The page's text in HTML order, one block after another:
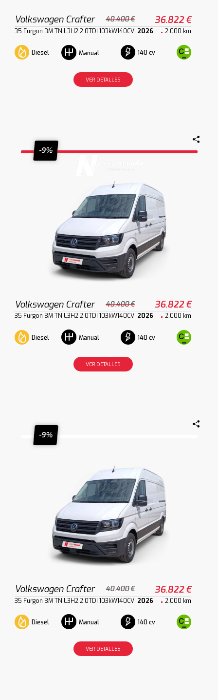
Volkswagen Crafter 40.400 € 36.822 €
35 Furgon BM TN L3H2 2.0TDI 103kW140CV 2026 2.000 km
Diesel Manual 140 cv
VER DETALLES
-9%
Volkswagen Crafter 40.400 € 36.822 €
35 Furgon BM TN L3H2 2.0TDI 103kW140CV 2026 2.000 km
Diesel Manual 140 cv
VER DETALLES
-9%
Volkswagen Crafter 40.400 € 36.822 €
35 Furgon BM TN L3H2 2.0TDI 103kW140CV 2026 2.000 km
Diesel Manual 140 cv
VER DETALLES